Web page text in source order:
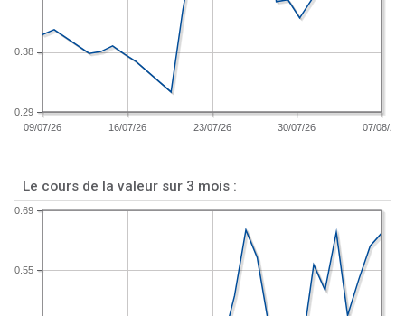
09/07/26 16/07/26 23/07/26 30/07/26 07/08/26
0.29
0.38
Le cours de la valeur sur 3 mois :
0.55
0.69